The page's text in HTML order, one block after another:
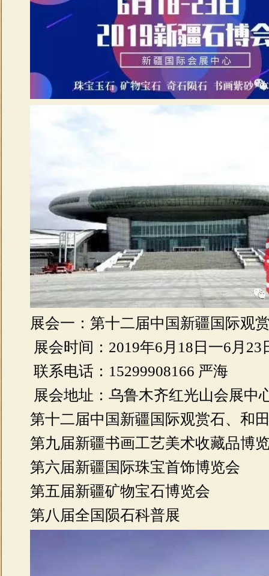
展会一：第十二届中国新疆国际观
展会时间：2019年6月18日一6月23
联系电话：15299908166 严海
展会地址：乌鲁木齐红光山会展中
第十二届中国新疆国际观赏石、和
第九届新疆书画工艺美术收藏品博
第六届新疆国际珠宝首饰博览会
第五届新疆矿物宝石博览会
第八届全国陨石科普展